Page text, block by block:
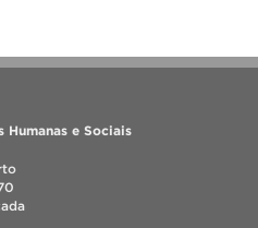
Humanas e Sociais